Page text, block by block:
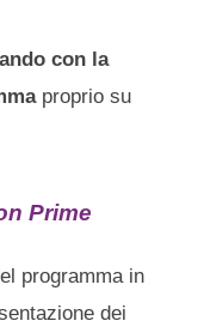
con la
proprio su
Prime
programma in
dei